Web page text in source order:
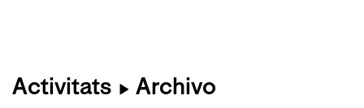
Activitats ▶ Archivo